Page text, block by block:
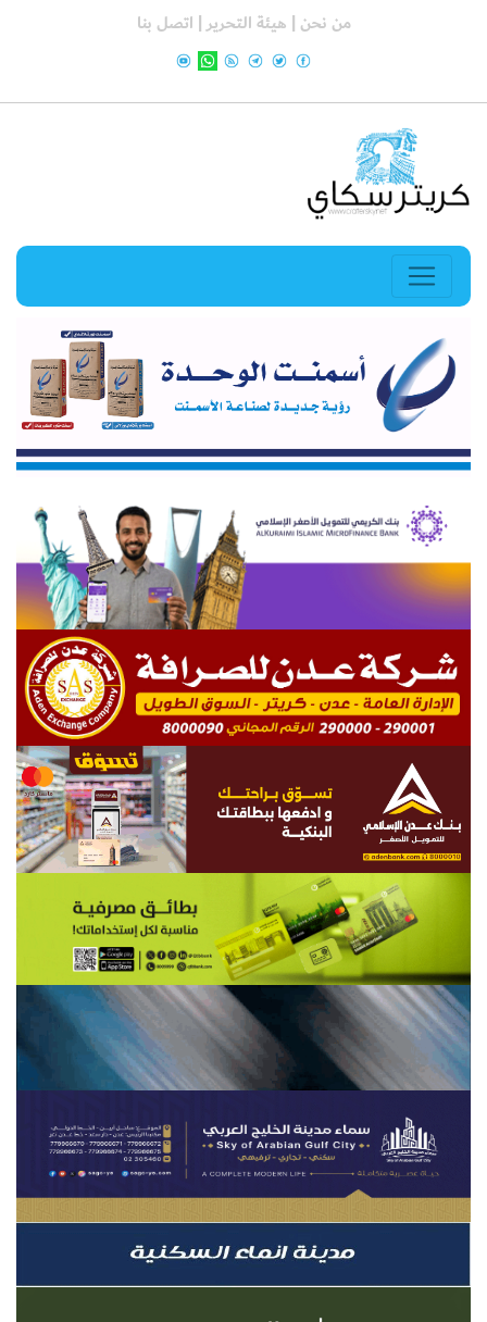
من نحن | هيئة التحرير | اتصل بنا